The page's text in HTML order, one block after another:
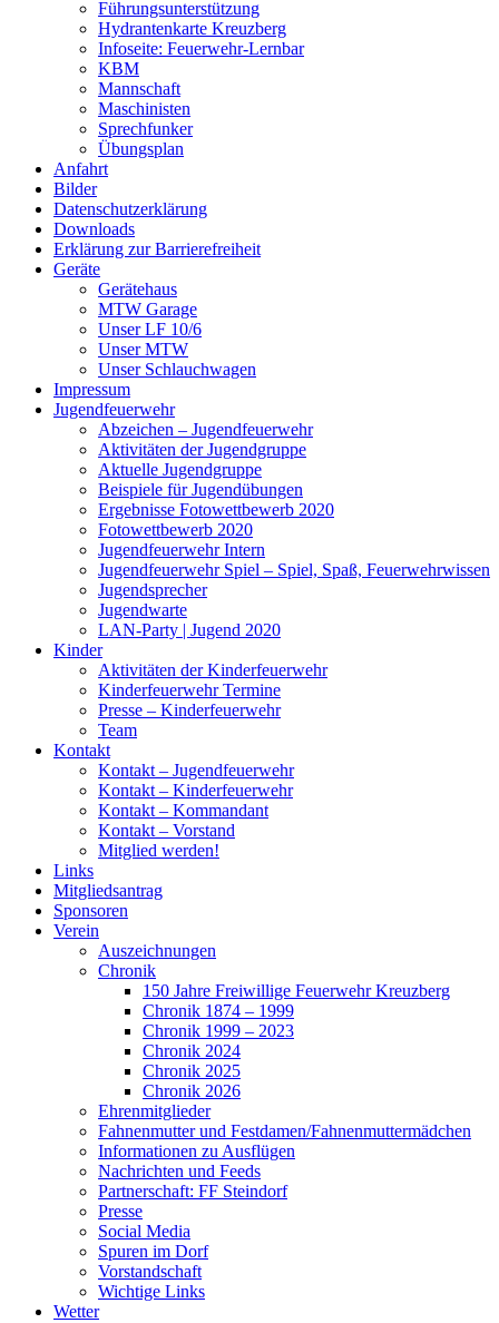
Führungsunterstützung
Hydrantenkarte Kreuzberg
Infoseite: Feuerwehr-Lernbar
KBM
Mannschaft
Maschinisten
Sprechfunker
Übungsplan
Anfahrt
Bilder
Datenschutzerklärung
Downloads
Erklärung zur Barriere­frei­heit
Geräte
Gerätehaus
MTW Garage
Unser LF 10/6
Unser MTW
Unser Schlauchwagen
Impressum
Jugendfeuerwehr
Abzeichen – Jugendfeuerwehr
Aktivitäten der Jugendgruppe
Aktuelle Jugendgruppe
Beispiele für Jugendübungen
Ergebnisse Fotowettbewerb 2020
Fotowettbewerb 2020
Jugendfeuerwehr Intern
Jugendfeuerwehr Spiel – Spiel, Spaß, Feuerwehrwissen
Jugendsprecher
Jugendwarte
LAN-Party | Jugend 2020
Kinder
Aktivitäten der Kinderfeuerwehr
Kinderfeuerwehr Termine
Presse – Kinderfeuerwehr
Team
Kontakt
Kontakt – Jugendfeuerwehr
Kontakt – Kinderfeuerwehr
Kontakt – Kommandant
Kontakt – Vorstand
Mitglied werden!
Links
Mitgliedsantrag
Sponsoren
Verein
Auszeichnungen
Chronik
150 Jahre Freiwillige Feuerwehr Kreuzberg
Chronik 1874 – 1999
Chronik 1999 – 2023
Chronik 2024
Chronik 2025
Chronik 2026
Ehrenmitglieder
Fahnenmutter und Festdamen/Fahnenmuttermädchen
Informationen zu Ausflügen
Nachrichten und Feeds
Partnerschaft: FF Steindorf
Presse
Social Media
Spuren im Dorf
Vorstandschaft
Wichtige Links
Wetter